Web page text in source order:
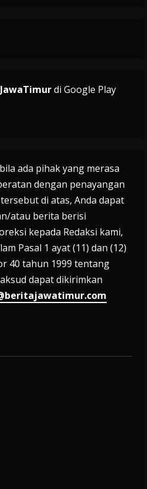
di Google Play
ada pihak yang merasa
dengan penayangan
di atas, Anda dapat
atau berita berisi
kepada Redaksi kami,
Pasal 1 ayat (11) dan (12)
40 tahun 1999 tentang
dapat dikirimkan